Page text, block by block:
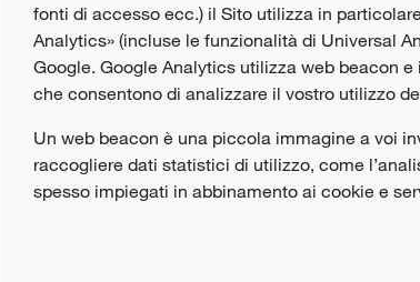
fonti di accesso ecc.) il Sito utilizza in
Analytics» (incluse le funzionalità di Universal
Google. Google Analytics utilizza web beacon
che consentono di analizzare il vostro utilizzo
Un web beacon è una piccola immagine a voi
raccogliere dati statistici di utilizzo, come
spesso impiegati in abbinamento ai cookie e